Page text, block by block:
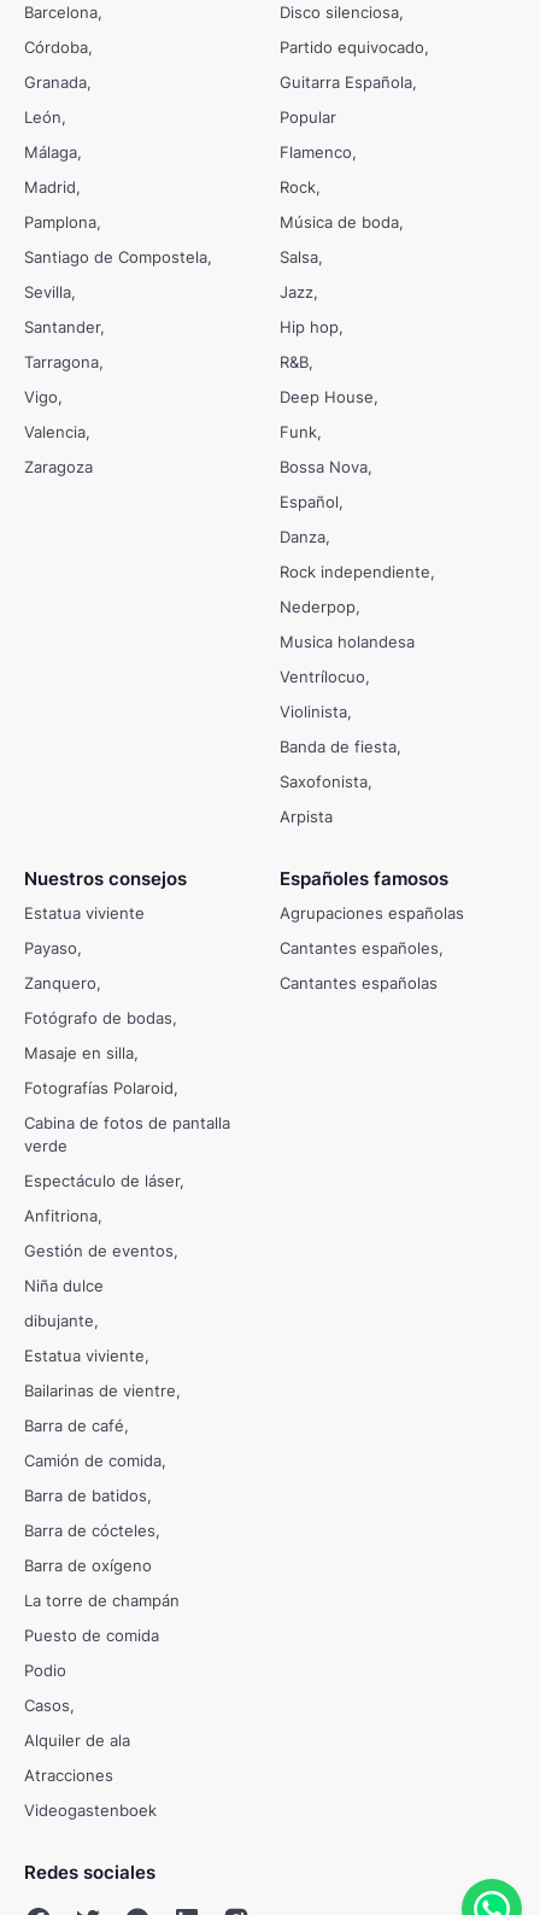
Barcelona
Córdoba
Granada
León
Málaga
Madrid
Pamplona
Santiago de Compostela
Sevilla
Santander
Tarragona
Vigo
Valencia
Zaragoza
Disco silenciosa
Partido equivocado
Guitarra Española
Popular
Flamenco
Rock
Música de boda
Salsa
Jazz
Hip hop
R&B
Deep House
Funk
Bossa Nova
Español
Danza
Rock independiente
Nederpop
Musica holandesa
Ventrílocuo
Violinista
Banda de fiesta
Saxofonista
Arpista
Nuestros consejos
Estatua viviente
Payaso
Zanquero
Fotógrafo de bodas
Masaje en silla
Fotografías Polaroid
Cabina de fotos de pantalla
verde
Espectáculo de láser
Anfitriona
Gestión de eventos
Niña dulce
dibujante
Estatua viviente
Bailarinas de vientre
Barra de café
Camión de comida
Barra de batidos
Barra de cócteles
Barra de oxígeno
La torre de champán
Puesto de comida
Podio
Casos
Alquiler de ala
Atracciones
Videogastenboek
Españoles famosos
Agrupaciones españolas
Cantantes españoles
Cantantes españolas
Redes sociales